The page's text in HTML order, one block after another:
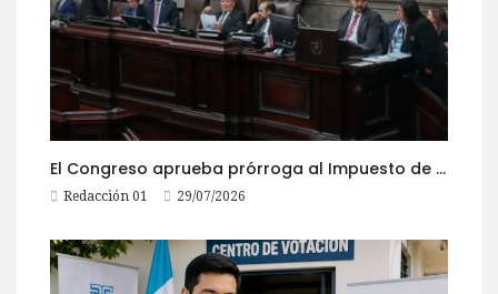
El Congreso aprueba prórroga al Impuesto de Circulación 2026
Redacción 01 29/07/2026